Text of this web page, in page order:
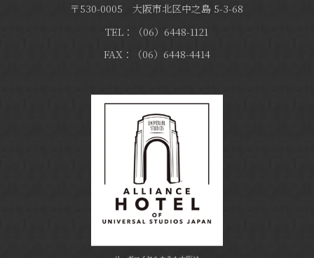
〒530-0005 大阪市北区中之島 5-3-68
TEL：（06）6448-1121
FAX：（06）6448-4414